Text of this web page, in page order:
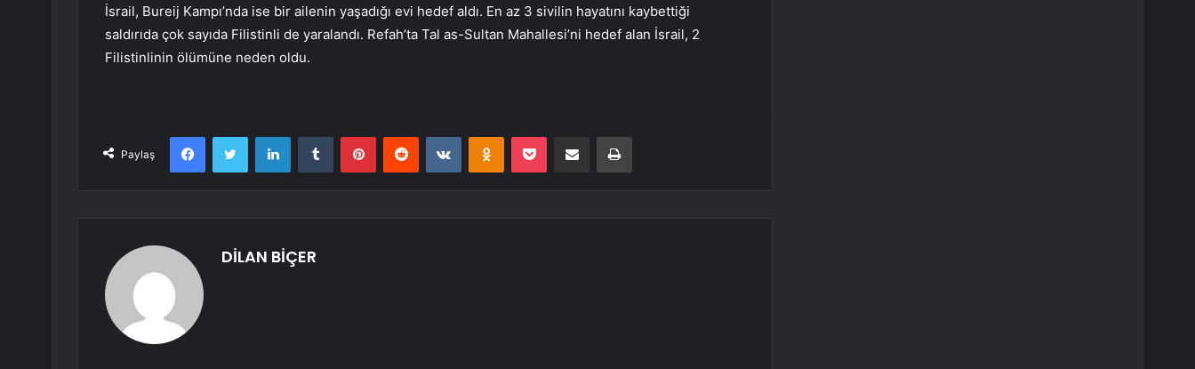
İsrail, Bureij Kampı’nda ise bir ailenin yaşadığı evi hedef aldı. En az 3 sivilin hayatını kaybettiği
saldırıda çok sayıda Filistinli de yaralandı. Refah’ta Tal as-Sultan Mahallesi’ni hedef alan İsrail, 2
Filistinlinin ölümüne neden oldu.
Paylaş
FacebookTwitter LinkedInTumblr PinterestReddit VKontakteOdnoklassniki
Pocket E-Posta ile paylaş Yazdır
DİLAN BİÇER